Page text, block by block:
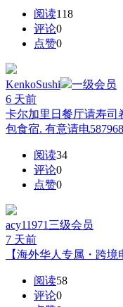
阅读118
评论0
点赞0
KenkoSushi
一级会员
6 天前
卡尔加里日餐厅请寿司
包食宿. 有意请电
阅读34
评论0
点赞0
acy11971 三级会员
7 天前
【海外华人专属・跨境
阅读58
评论0